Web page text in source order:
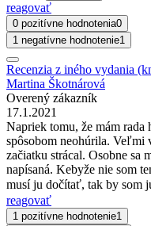
reagovať
0 pozitívne hodnotenia0
1 negatívne hodnotenie1
Recenzia z iného vydania
Martina Škotnárová
Overený zákazník
17.1.2021
Napriek tomu, že mám
spôsobom neohúrila. Veľmi
začiatku strácal. Osobne sa
napísaná. Kebyže nie som
musí ju dočítať, tak by som
reagovať
1 pozitívne hodnotenie1